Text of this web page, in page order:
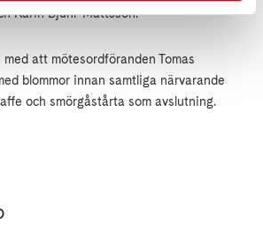
Karin Bjuhr-Mattsson.
att mötesordföranden Tomas
blommor innan samtliga närvarande
och smörgåstårta som avslutning.